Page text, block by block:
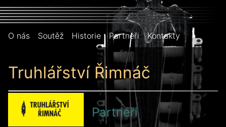
O nás Soutěž Historie Partneři Kontakty
Truhlářství Řimnáč
Partneři